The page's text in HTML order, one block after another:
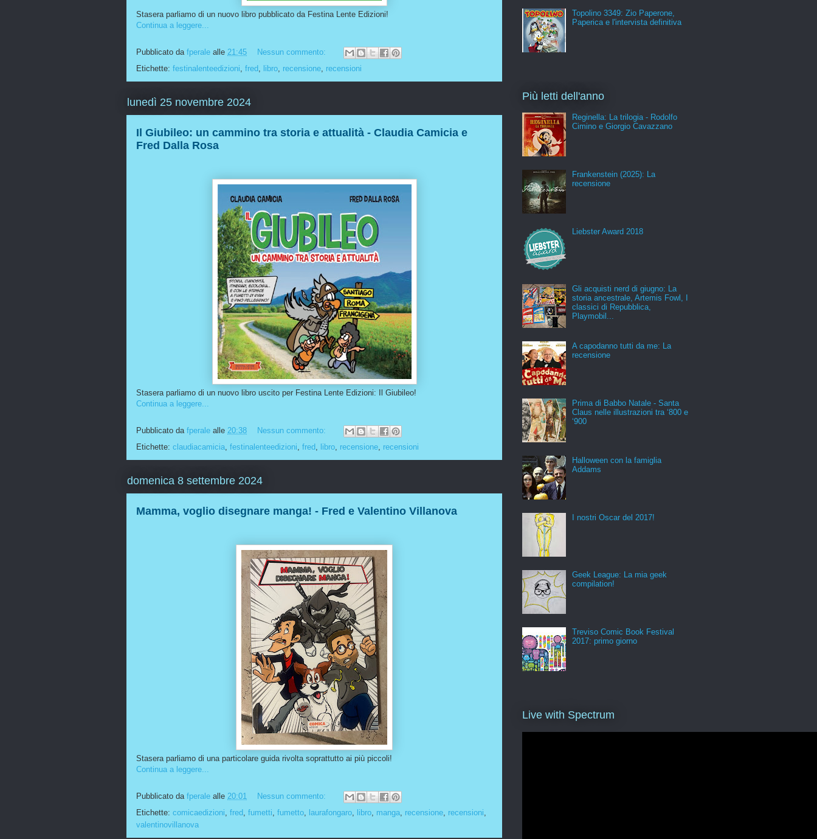
Stasera parliamo di un nuovo libro pubblicato da Festina Lente Edizioni!
Continua a leggere...
Pubblicato da fperale alle 21:45
Nessun commento:
Etichette: festinalenteedizioni fred libro recensione recensioni
lunedì 25 novembre 2024
Il Giubileo: un cammino tra storia e attualità - Claudia Camicia e
Fred Dalla Rosa
Stasera parliamo di un nuovo libro uscito per Festina Lente Edizioni: Il Giubileo!
Continua a leggere...
Pubblicato da fperale alle 20:38
Nessun commento:
Etichette: claudiacamicia festinalenteedizioni fred libro recensione recensioni
domenica 8 settembre 2024
Mamma, voglio disegnare manga! - Fred e Valentino Villanova
Stasera parliamo di una particolare guida rivolta soprattutto ai più piccoli!
Continua a leggere...
Pubblicato da fperale alle 20:01
Nessun commento:
Etichette: comicaedizioni fred fumetti fumetto laurafongaro libro manga recensione recensioni
valentinovillanova
Topolino 3349: Zio Paperone,
Paperica e l'intervista definitiva
Più letti dell'anno
Reginella: La trilogia - Rodolfo
Cimino e Giorgio Cavazzano
Frankenstein (2025): La
recensione
Liebster Award 2018
Gli acquisti nerd di giugno: La
storia ancestrale, Artemis Fowl, I
classici di Repubblica,
Playmobil...
A capodanno tutti da me: La
recensione
Prima di Babbo Natale - Santa
Claus nelle illustrazioni tra ‘800 e
‘900
Halloween con la famiglia
Addams
I nostri Oscar del 2017!
Geek League: La mia geek
compilation!
Treviso Comic Book Festival
2017: primo giorno
Live with Spectrum